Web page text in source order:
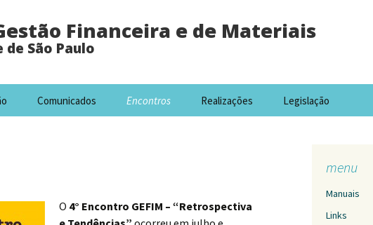
Financeira e de Materiais
São Paulo
Comunicados Encontros Realizações Legislação
O 4° Encontro GEFIM – “Retrospectiva
menu
Manuais
Links